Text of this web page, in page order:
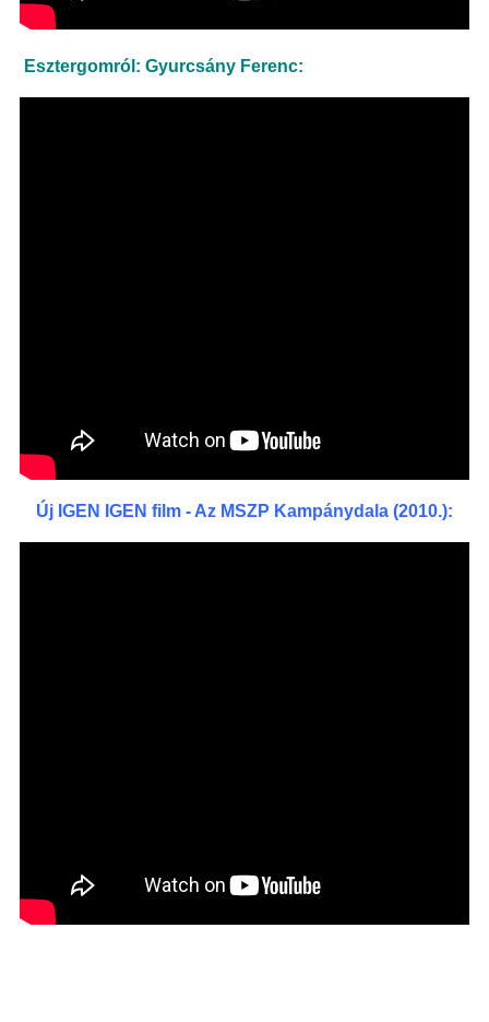
Esztergomról: Gyurcsány Ferenc:
Új IGEN IGEN film - Az MSZP Kampánydala (2010.):